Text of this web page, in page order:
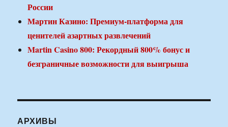
России
Мартин Казино: Премиум-платформа для
ценителей азартных развлечений
Martin Casino 800: Рекордный 800% бонус и
безграничные возможности для выигрыша
АРХИВЫ